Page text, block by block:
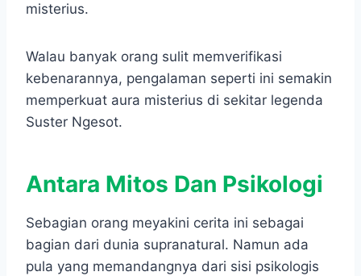
misterius.
Walau banyak orang sulit memverifikasi
kebenarannya, pengalaman seperti ini semakin
memperkuat aura misterius di sekitar legenda
Suster Ngesot.
Antara Mitos Dan Psikologi
Sebagian orang meyakini cerita ini sebagai
bagian dari dunia supranatural. Namun ada
pula yang memandangnya dari sisi psikologis